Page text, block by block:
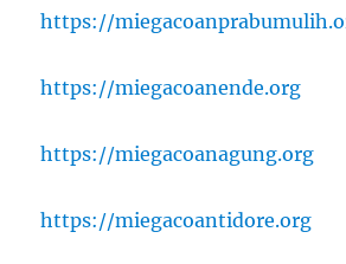
https://
https://miegacoanende.org
https://miegacoanagung.org
https://miegacoantidore.org